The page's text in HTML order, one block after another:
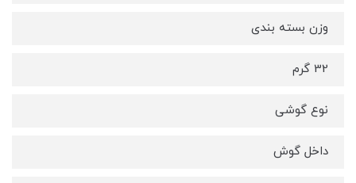
وزن بسته بندی
32 گرم
نوع گوشی
داخل گوش